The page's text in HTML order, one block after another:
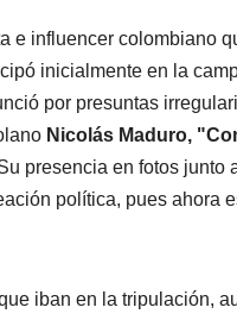
e influencer colombiano
inicialmente en la
por presuntas
Nicolás Maduro,
presencia en fotos junto
política, pues ahora
iban en la tripulación,